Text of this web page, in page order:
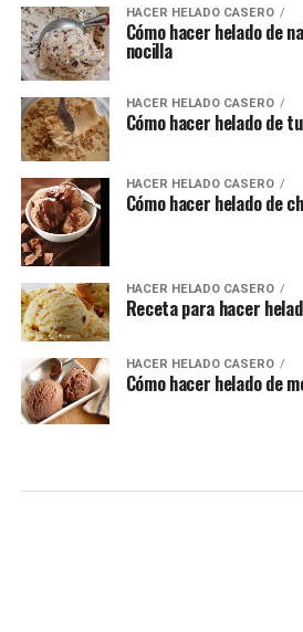
HACER HELADO CASERO
Cómo hacer helado de
nocilla
HACER HELADO CASERO
Cómo hacer helado de
HACER HELADO CASERO
Cómo hacer helado de
HACER HELADO CASERO
Receta para hacer
HACER HELADO CASERO
Cómo hacer helado de